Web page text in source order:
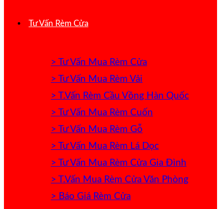
Tư Vấn Rèm Cửa
> Tư Vấn Mua Rèm Cửa
> Tư Vấn Mua Rèm Vải
> T.Vấn Rèm Cầu Vồng Hàn Quốc
> Tư Vấn Mua Rèm Cuốn
> Tư Vấn Mua Rèm Gỗ
> Tư Vấn Mua Rèm Lá Dọc
> Tư Vấn Mua Rèm Cửa Gia Đình
> T.Vấn Mua Rèm Cửa Văn Phòng
> Báo Giá Rèm Cửa